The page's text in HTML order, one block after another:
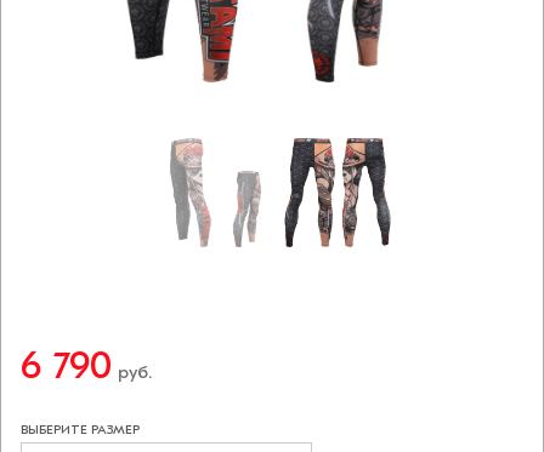
6 790 руб.
ВЫБЕРИТЕ РАЗМЕР